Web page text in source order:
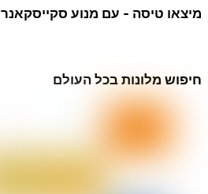
מיצאו טיסה - עם מנוע סקייסקאנר
חיפוש מלונות בכל העולם